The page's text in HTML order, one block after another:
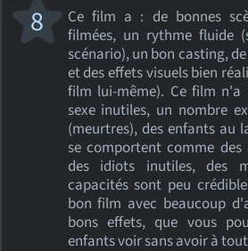
Ce film a : de bonnes
filmées, un rythme fluide
scénario), un bon casting,
et des effets visuels bien
film lui-même). Ce film n'a
sexe inutiles, un nombre
(meurtres), des enfants au
se comportent comme
des idiots inutiles, des
capacités sont peu
bon film avec beaucoup
bons effets, que vous
enfants voir sans avoir à
8